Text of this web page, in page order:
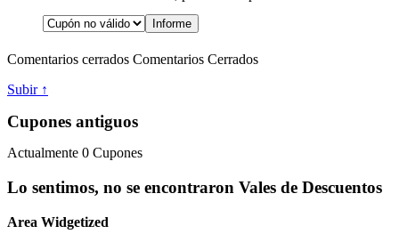
Comentarios cerrados Comentarios Cerrados
Subir ↑
Cupones antiguos
Actualmente 0 Cupones
Lo sentimos, no se encontraron Vales de Descuentos
Area Widgetized